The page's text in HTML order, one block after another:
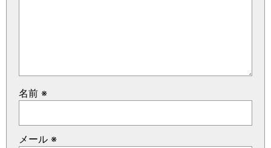
名前 ※
メール ※